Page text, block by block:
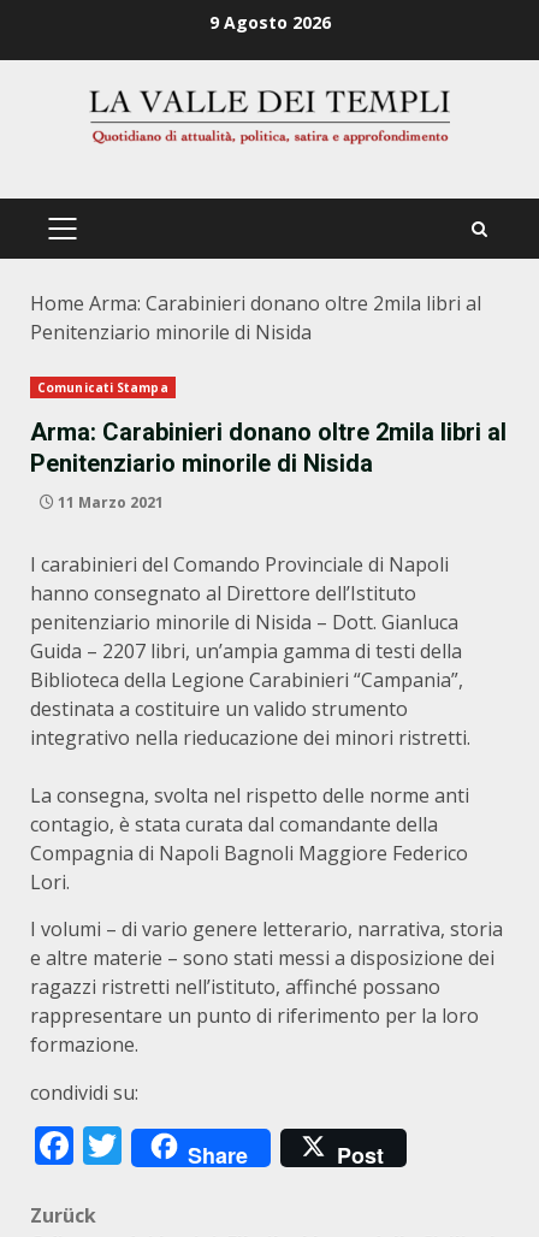
9 Agosto 2026
PRIMÄRES
Home Arma: Carabinieri donano oltre 2mila libri al
Penitenziario minorile di Nisida
Comunicati Stampa
Arma: Carabinieri donano oltre 2mila libri al
Penitenziario minorile di Nisida
11 Marzo 2021
I carabinieri del Comando Provinciale di Napoli
hanno consegnato al Direttore dell’Istituto
penitenziario minorile di Nisida – Dott. Gianluca
Guida – 2207 libri, un’ampia gamma di testi della
Biblioteca della Legione Carabinieri “Campania”,
destinata a costituire un valido strumento
integrativo nella rieducazione dei minori ristretti.
La consegna, svolta nel rispetto delle norme anti
contagio, è stata curata dal comandante della
Compagnia di Napoli Bagnoli Maggiore Federico
Lori.
I volumi – di vario genere letterario, narrativa, storia
e altre materie – sono stati messi a disposizione dei
ragazzi ristretti nell’istituto, affinché possano
rappresentare un punto di riferimento per la loro
formazione.
condividi su:
Facebook
Twitter
Share Post
Beitragsnavigation
Zurück